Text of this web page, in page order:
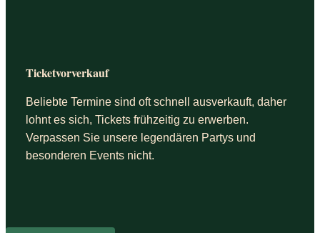
Ticketvorverkauf
Beliebte Termine sind oft schnell ausverkauft, daher
lohnt es sich, Tickets frühzeitig zu erwerben.
Verpassen Sie unsere legendären Partys und
besonderen Events nicht.